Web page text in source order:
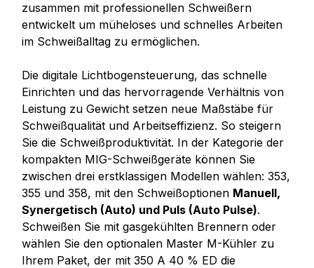
zusammen mit professionellen Schweißern
entwickelt um müheloses und schnelles Arbeiten
im Schweißalltag zu ermöglichen.
Die digitale Lichtbogensteuerung, das schnelle
Einrichten und das hervorragende Verhältnis von
Leistung zu Gewicht setzen neue Maßstäbe für
Schweißqualität und Arbeitseffizienz. So steigern
Sie die Schweißproduktivität. In der Kategorie der
kompakten MIG-Schweißgeräte können Sie
zwischen drei erstklassigen Modellen wählen: 353,
355 und 358, mit den Schweißoptionen Manuell,
Synergetisch (Auto) und Puls (Auto Pulse).
Schweißen Sie mit gasgekühlten Brennern oder
wählen Sie den optionalen Master M-Kühler zu
Ihrem Paket, der mit 350 A 40 % ED die